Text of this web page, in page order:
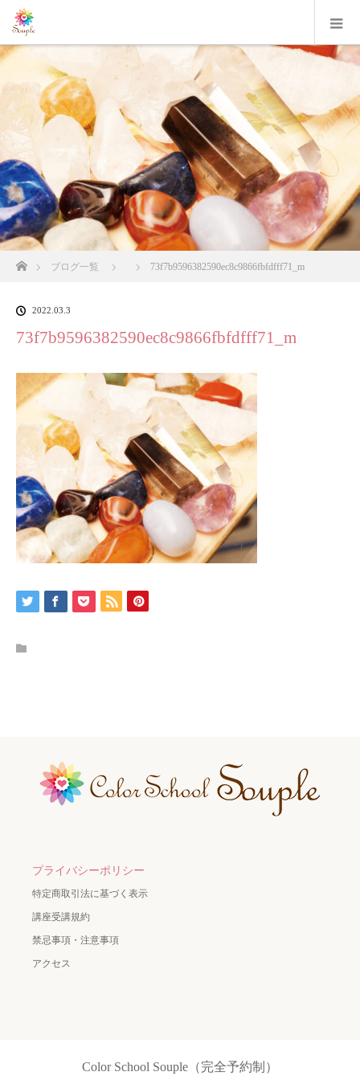
ホームブログ一覧 73f7b9596382590ec8c9866fbfdfff71_m
2022.03.3
73f7b9596382590ec8c9866fbfdfff71_m
プライバシーポリシー
特定商取引法に基づく表示
講座受講規約
禁忌事項・注意事項
アクセス
Color School Souple（完全予約制）